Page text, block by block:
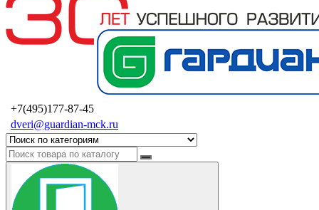
+7(495)177-87-45
dveri@guardian-mck.ru